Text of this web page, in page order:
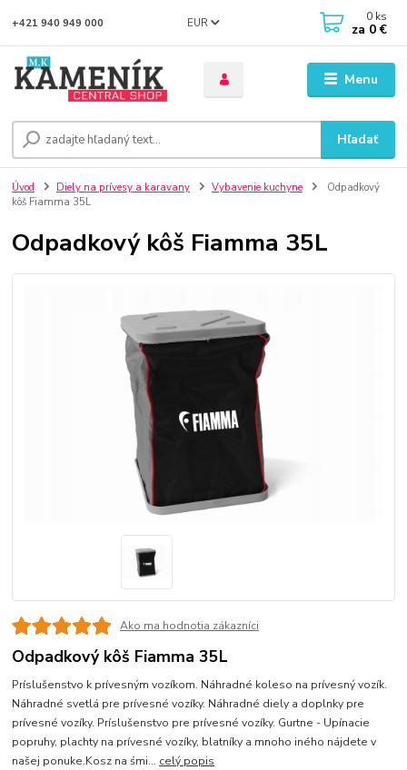
Menu
EUR
Hľadať
+421 940 949 000 0 ks
za 0 €
Úvod Diely na prívesy a karavany Vybavenie kuchyne
Odpadkový
kôš Fiamma 35L
Odpadkový kôš Fiamma 35L
Ako ma hodnotia zákazníci
Odpadkový kôš Fiamma 35L
Príslušenstvo k prívesným vozíkom. Náhradné koleso na prívesný vozík.
Náhradné svetlá pre prívesné vozíky. Náhradné diely a doplnky pre
prívesné vozíky. Príslušenstvo pre prívesné vozíky. Gurtne - Upínacie
popruhy, plachty na prívesné vozíky, blatníky a mnoho iného nájdete v
našej ponuke.Kosz na śmi... celý popis